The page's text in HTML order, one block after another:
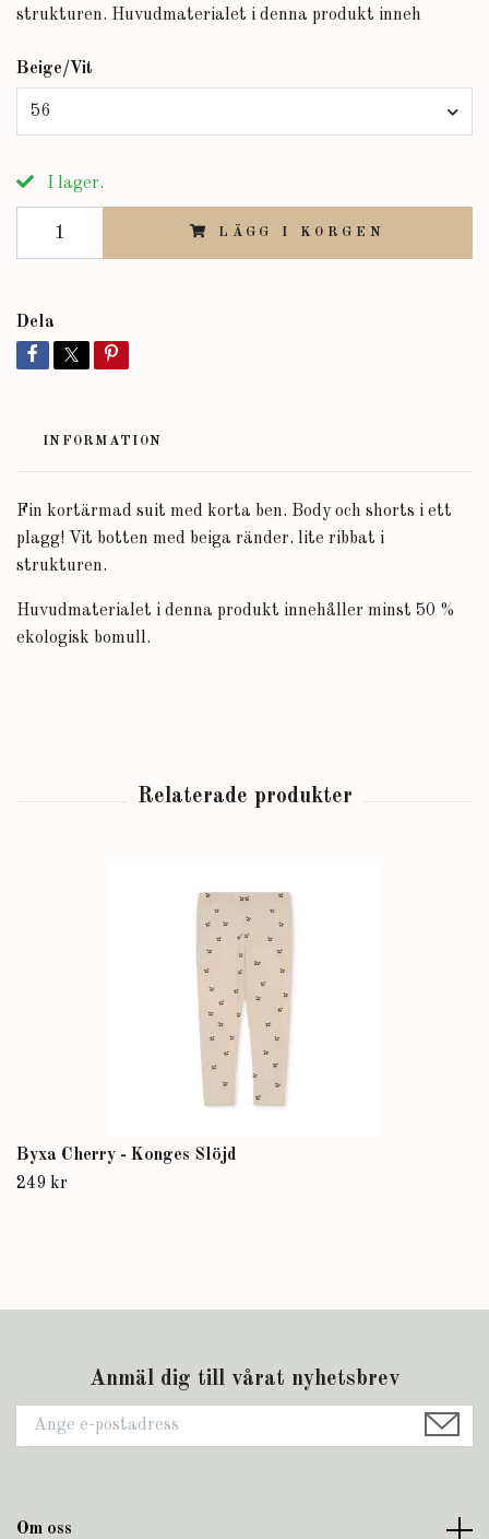
strukturen. Huvudmaterialet i denna produkt inneh
Beige/Vit
56
I lager.
LÄGG I KORGEN
Dela
INFORMATION
Fin kortärmad suit med korta ben. Body och shorts i ett
plagg! Vit botten med beiga ränder. lite ribbat i
strukturen.
Huvudmaterialet i denna produkt innehåller minst 50 %
ekologisk bomull.
Byxa Cherry - Konges Slöjd
249 kr
Anmäl dig till vårat nyhetsbrev
Om oss